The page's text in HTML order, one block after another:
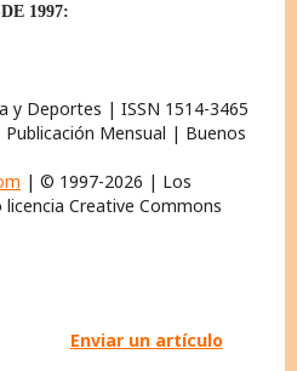
1997:
y Deportes | ISSN 1514-3465
Mensual | Buenos
| © 1997-2026 | Los
Creative Commons
Enviar un artículo